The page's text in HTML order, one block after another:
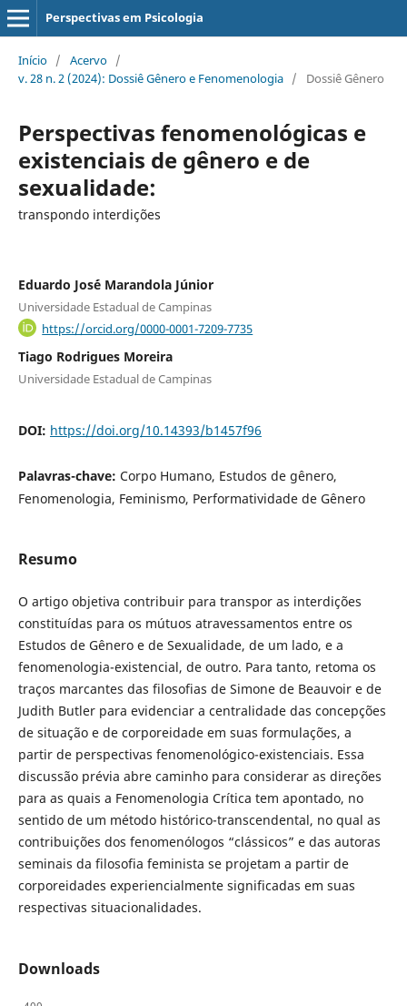
Perspectivas em Psicologia
Início / Acervo /
v. 28 n. 2 (2024): Dossiê Gênero e Fenomenologia / Dossiê Gênero
Perspectivas fenomenológicas e
existenciais de gênero e de
sexualidade:
transpondo interdições
Eduardo Jos´é Marandola Júnior
Universidade Estadual de Campinas
https://orcid.org/0000-0001-7209-7735
Tiago Rodrigues Moreira
Universidade Estadual de Campinas
DOI: https://doi.org/10.14393/b1457f96
Palavras-chave: Corpo Humano, Estudos de gênero,
Fenomenologia, Feminismo, Performatividade de Gênero
Resumo
O artigo objetiva contribuir para transpor as interdições
constituídas para os mútuos atravessamentos entre os
Estudos de Gênero e de Sexualidade, de um lado, e a
fenomenologia-existencial, de outro. Para tanto, retoma os
traços marcantes das filosofias de Simone de Beauvoir e de
Judith Butler para evidenciar a centralidade das concepções
de situação e de corporeidade em suas formulações, a
partir de perspectivas fenomenológico-existenciais. Essa
discussão prévia abre caminho para considerar as direções
para as quais a Fenomenologia Crítica tem apontado, no
sentido de um método histórico-transcendental, no qual as
contribuições dos fenomenólogos “clássicos” e das autoras
seminais da filosofia feminista se projetam a partir de
corporeidades experiencialmente significadas em suas
respectivas situacionalidades.
Downloads